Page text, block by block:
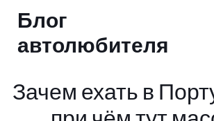
Блог
автолюбителя
Зачем ехать в